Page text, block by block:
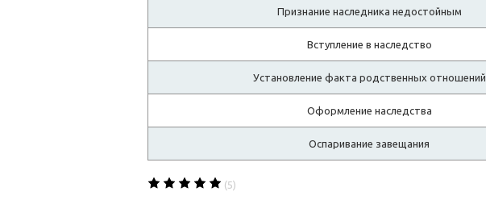
Признание наследника недостойным
Вступление в наследство
Установление факта родственных отношений
Оформление наследства
Оспаривание завещания
(5)